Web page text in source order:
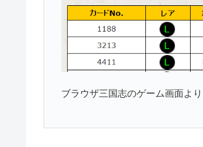
ブラウザ三国志のゲーム画面より